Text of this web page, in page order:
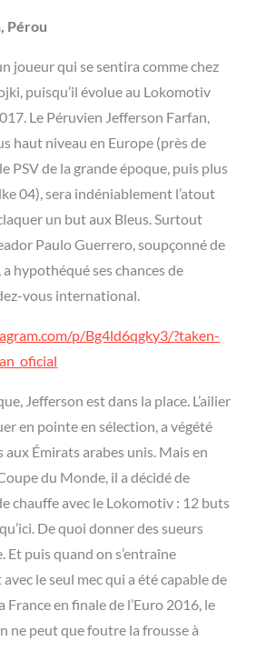
Pérou
joueur qui se sentira comme chez
puisqu’il évolue au Lokomotiv
Le Péruvien Jefferson Farfan,
haut niveau en Europe (près de
PSV de la grande époque, puis plus
04), sera indéniablement l’atout
un but aux Bleus. Surtout
Paulo Guerrero, soupçonné de
hypothéqué ses chances de
vous international.
p/Bg4ld6qgky3/?taken-
Jefferson est dans la place. L’ailier
en pointe en sélection, a végété
aux Émirats arabes unis. Mais en
du Monde, il a décidé de
chauffe avec le Lokomotiv : 12 buts
De quoi donner des sueurs
Et puis quand on s’entraîne
le seul mec qui a été capable de
en finale de l’Euro 2016, le
ne peut que foutre la frousse à